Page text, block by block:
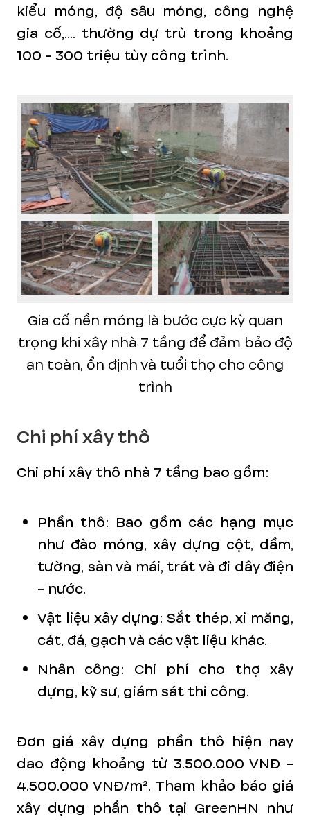
kiểu móng, độ sâu móng, công nghệ
gia cố,.... thường dự trù trong khoảng
100 - 300 triệu tùy công trình.
Gia cố nền móng là bước cực kỳ quan
trọng khi xây nhà 7 tầng để đảm bảo độ
an toàn, ổn định và tuổi thọ cho công
trình
Chi phí xây thô
Chi phí xây thô nhà 7 tầng bao gồm:
Phần thô: Bao gồm các hạng mục
như đào móng, xây dựng cột, dầm,
tường, sàn và mái, trát và đi dây điện
- nước.
Vật liệu xây dựng: Sắt thép, xi măng,
cát, đá, gạch và các vật liệu khác.
Nhân công: Chi phí cho thợ xây
dựng, kỹ sư, giám sát thi công.
Đơn giá xây dựng phần thô hiện nay
dao động khoảng từ 3.500.000 VNĐ -
4.500.000 VNĐ/m². Tham khảo báo giá
xây dựng phần thô tại GreenHN như